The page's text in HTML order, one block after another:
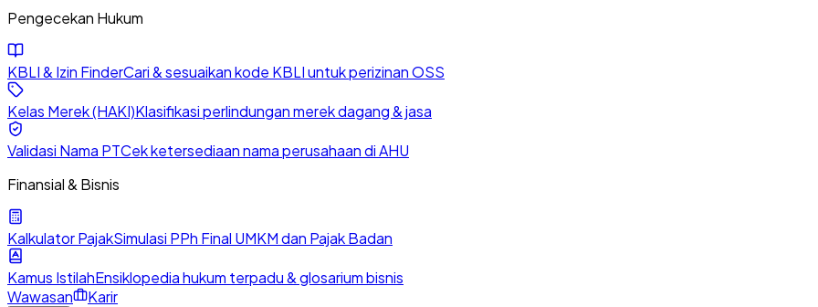
Pengecekan Hukum
KBLI & Izin FinderCari & sesuaikan kode KBLI untuk perizinan OSS
Kelas Merek (HAKI)Klasifikasi perlindungan merek dagang & jasa
Validasi Nama PTCek ketersediaan nama perusahaan di AHU
Finansial & Bisnis
Kalkulator PajakSimulasi PPh Final UMKM dan Pajak Badan
Kamus IstilahEnsiklopedia hukum terpadu & glosarium bisnis
Wawasan
Karir